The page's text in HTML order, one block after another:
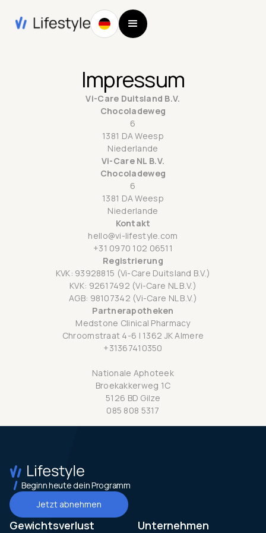
Impressum
Vi-Care Duitsland B.V.
‍Chocoladeweg
6
1381 DA Weesp
Niederlande
Vi-Care NL B.V.
‍Chocoladeweg
6
1381 DA Weesp
Niederlande
Kontakt
hello@vi-lifestyle.com
+31 0970 102 06511
Registrierung
KVK: 93928815 (Vi-Care Duitsland B.V.)
KVK: 92617492 (Vi-Care NL B.V.)
AGB: 98107342 (Vi-Care NL B.V.)
Partnerapotheken
Medstone Clinical Pharmacy
Chroomstraat 4-6 | 1362 JK Almere
+31367410350
Nationale Aphoteek
Broekakkerweg 1C
5126 BD Gilze
085 808 5317
Beginn heute dein Programm
Jetzt abnehmen
Gewichtsverlust Unternehmen